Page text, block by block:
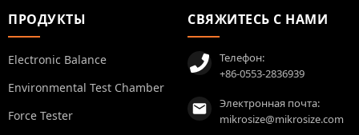
ПРОДУКТЫ
Electronic Balance
Environmental Test Chamber
Force Tester
СВЯЖИТЕСЬ С НАМИ
Телефон:
+86-0553-2836939
Электронная почта:
mikrosize@mikrosize.com